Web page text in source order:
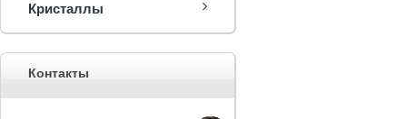
Кристаллы
Контакты